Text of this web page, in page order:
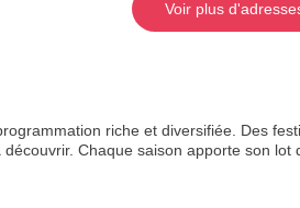
Voir plus
riche et diversifiée. Des
Chaque saison apporte son